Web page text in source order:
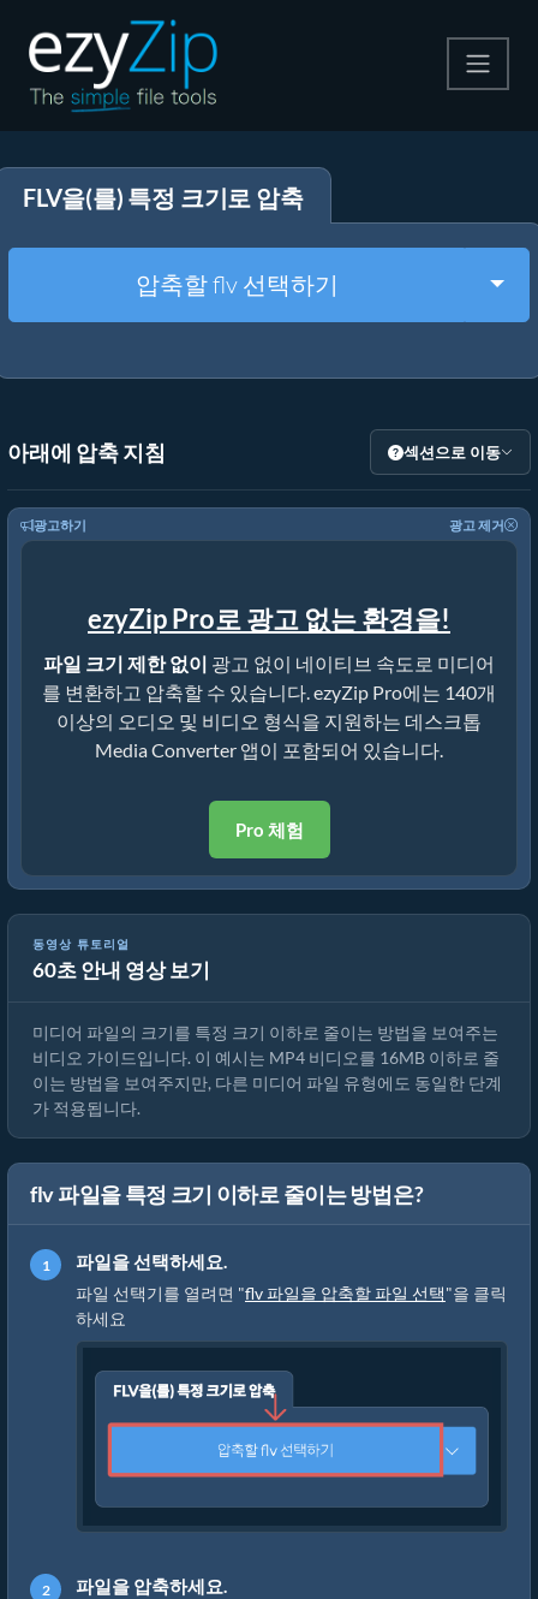
압축 해제
기타 도구
FLV을(를) 특정 크기로 압축
압축할 flv 선택하기
아래에 압축 지침 섹션으로 이동
광고하기 광고 제거
ezyZip Pro로 광고 없는 환경을!
파일 크기 제한 없이 광고 없이 네이티브 속도로 미디어
를 변환하고 압축할 수 있습니다. ezyZip Pro에는 140개
이상의 오디오 및 비디오 형식을 지원하는 데스크톱
Media Converter 앱이 포함되어 있습니다.
Pro 체험
동영상 튜토리얼
60초 안내 영상 보기
MP4를 16MB로 줄이는 방법 (간단한 가이드)
미디어 파일의 크기를 특정 크기 이하로 줄이는 방법을 보여주는
비디오 가이드입니다. 이 예시는 MP4 비디오를 16MB 이하로 줄
이는 방법을 보여주지만, 다른 미디어 파일 유형에도 동일한 단계
가 적용됩니다.
flv 파일을 특정 크기 이하로 줄이는 방법은?
파일을 선택하세요.
파일 선택기를 열려면 "flv 파일을 압축할 파일 선택"을 클릭
하세요
파일을 압축하세요.